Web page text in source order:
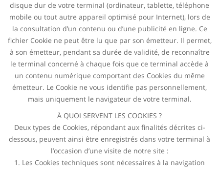
disque dur de votre terminal (ordinateur, tablette, téléphone
mobile ou tout autre appareil optimisé pour Internet), lors de
la consultation d’un contenu ou d’une publicité en ligne. Ce
fichier Cookie ne peut être lu que par son émetteur. Il permet,
à son émetteur, pendant sa durée de validité, de reconnaître
le terminal concerné à chaque fois que ce terminal accède à
un contenu numérique comportant des Cookies du même
émetteur. Le Cookie ne vous identifie pas personnellement,
mais uniquement le navigateur de votre terminal.
À QUOI SERVENT LES COOKIES ?
Deux types de Cookies, répondant aux finalités décrites ci-
dessous, peuvent ainsi être enregistrés dans votre terminal à
l’occasion d’une visite de notre site :
1. Les Cookies techniques sont nécessaires à la navigation